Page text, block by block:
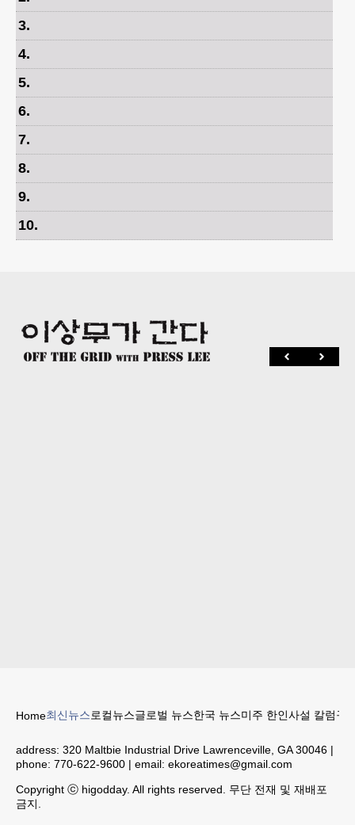
3.
4.
5.
6.
7.
8.
9.
10.
Home최신뉴스로컬뉴스글로벌 뉴스한국 뉴스미주 한인사설 칼럼구
address: 320 Maltbie Industrial Drive Lawrenceville, GA 30046 |
phone: 770-622-9600 | email: ekoreatimes@gmail.com
Copyright ⓒ higodday. All rights reserved. 무단 전재 및 재배포
금지.